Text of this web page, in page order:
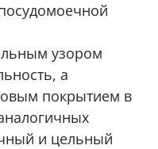
узором
а
покрытием в
и цельный